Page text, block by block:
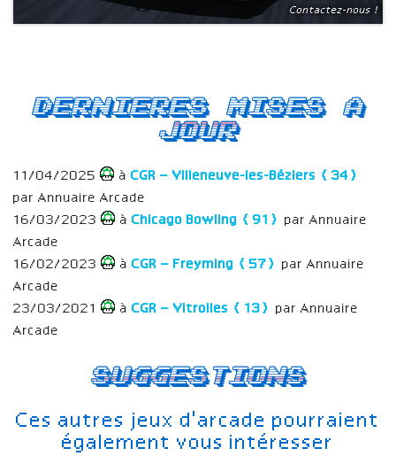
Contactez-nous !
Suggestions
Ces autres jeux d'arcade pourraient
également vous intéresser
Dernieres mises a
jour
11/04/2025 à CGR – Villeneuve-les-Béziers (34)
par Annuaire Arcade
16/03/2023
à Chicago Bowling (91)
par Annuaire
Arcade
16/02/2023
à CGR – Freyming (57)
par Annuaire
Arcade
23/03/2021
à CGR – Vitrolles (13)
par Annuaire
Arcade